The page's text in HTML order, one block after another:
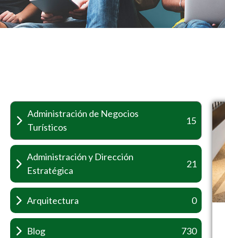
Administración de Negocios
Turísticos
15
Administración y Dirección
Estratégica
21
Arquitectura 0
Blog 730